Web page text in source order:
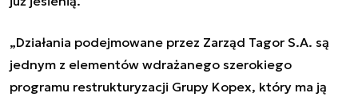
„Działania podejmowane przez Zarząd Tagor S.A. są
jednym z elementów wdrażanego szerokiego
programu restrukturyzacji Grupy Kopex, który ma ją